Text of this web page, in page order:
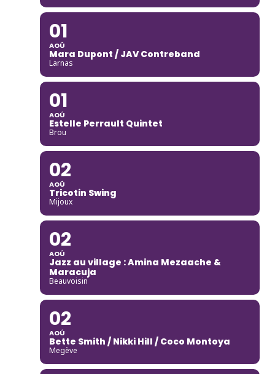
01
AOÛ
Mara Dupont / JAV Contreband
Larnas
01
AOÛ
Estelle Perrault Quintet
Brou
02
AOÛ
Tricotin Swing
Mijoux
02
AOÛ
Jazz au village : Amina Mezaache &
Maracuja
Beauvoisin
02
AOÛ
Bette Smith / Nikki Hill / Coco Montoya
Megève